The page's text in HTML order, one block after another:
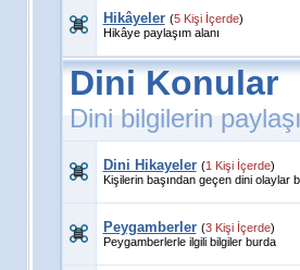
Hikâyeler (5 Kişi İçerde)
Hikâye paylaşım alanı
Dini Konular
Dini bilgilerin
Dini Hikayeler (1 Kişi İçerde)
Kişilerin başından geçen dini olaylar
Peygamberler (3 Kişi İçerde)
Peygamberlerle ilgili bilgiler burda